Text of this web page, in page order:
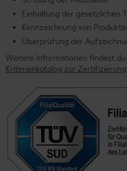
Einhaltung der gesetzlichen
Kennzeichnung von
Überprüfung der
Weitere Informationen findest du
Kriterienkatalog zur Zertifizierung